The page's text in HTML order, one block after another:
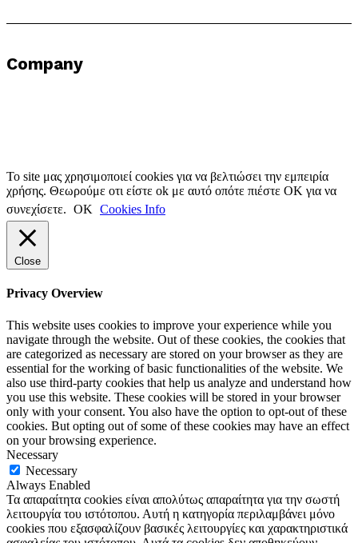
Company
Το site μας χρησιμοποιεί cookies για να βελτιώσει την εμπειρία
χρήσης. Θεωρούμε οτι είστε ok με αυτό οπότε πιέστε ΟΚ για να
συνεχίσετε. ΟΚ Cookies Info
Close
Privacy Overview
This website uses cookies to improve your experience while you
navigate through the website. Out of these cookies, the cookies that
are categorized as necessary are stored on your browser as they are
essential for the working of basic functionalities of the website. We
also use third-party cookies that help us analyze and understand how
you use this website. These cookies will be stored in your browser
only with your consent. You also have the option to opt-out of these
cookies. But opting out of some of these cookies may have an effect
on your browsing experience.
Necessary
Necessary
Always Enabled
Τα απαραίτητα cookies είναι απολύτως απαραίτητα για την σωστή
λειτουργία του ιστότοπου. Αυτή η κατηγορία περιλαμβάνει μόνο
cookies που εξασφαλίζουν βασικές λειτουργίες και χαρακτηριστικά